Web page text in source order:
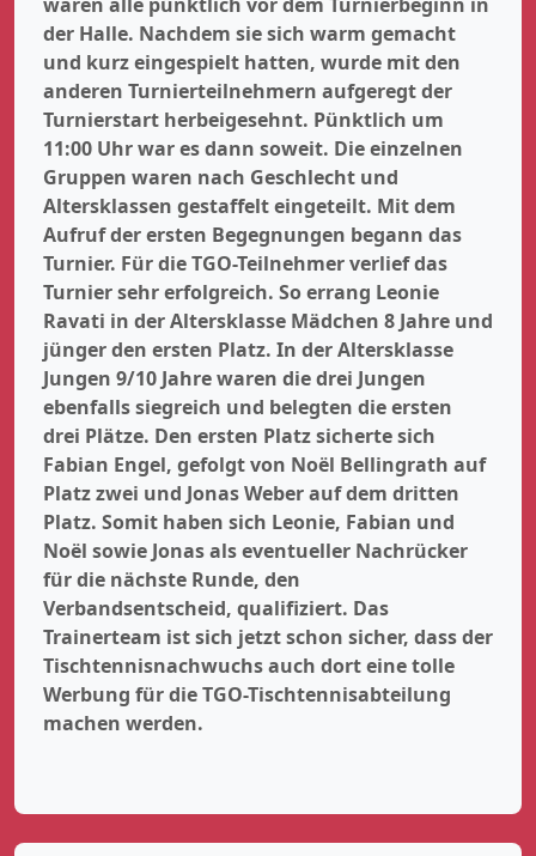
der Halle. Nachdem sie sich warm gemacht
und kurz eingespielt hatten, wurde mit den
anderen Turnierteilnehmern aufgeregt der
Turnierstart herbeigesehnt. Pünktlich um
11:00 Uhr war es dann soweit. Die einzelnen
Gruppen waren nach Geschlecht und
Altersklassen gestaffelt eingeteilt. Mit dem
Aufruf der ersten Begegnungen begann das
Turnier. Für die TGO-Teilnehmer verlief das
Turnier sehr erfolgreich. So errang Leonie
Ravati in der Altersklasse Mädchen 8 Jahre und
jünger den ersten Platz. In der Altersklasse
Jungen 9/10 Jahre waren die drei Jungen
ebenfalls siegreich und belegten die ersten
drei Plätze. Den ersten Platz sicherte sich
Fabian Engel, gefolgt von Noël Bellingrath auf
Platz zwei und Jonas Weber auf dem dritten
Platz. Somit haben sich Leonie, Fabian und
Noël sowie Jonas als eventueller Nachrücker
für die nächste Runde, den
Verbandsentscheid, qualifiziert. Das
Trainerteam ist sich jetzt schon sicher, dass der
Tischtennisnachwuchs auch dort eine tolle
Werbung für die TGO-Tischtennisabteilung
machen werden.